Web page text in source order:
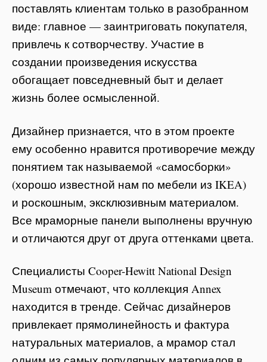
поставлять клиентам только в разобранном
виде: главное — заинтриговать покупателя,
привлечь к сотворчеству. Участие в
создании произведения искусства
обогащает повседневный быт и делает
жизнь более осмысленной.
Дизайнер признается, что в этом проекте
ему особенно нравится противоречие между
понятием так называемой «самосборки»
(хорошо известной нам по мебели из IKEA)
и роскошным, эксклюзивным материалом.
Все мраморные панели выполнены вручную
и отличаются друг от друга оттенками цвета.
Специалисты Cooper-Hewitt National Design
Museum отмечают, что коллекция Annex
находится в тренде. Сейчас дизайнеров
привлекает прямолинейность и фактура
натуральных материалов, а мрамор стал